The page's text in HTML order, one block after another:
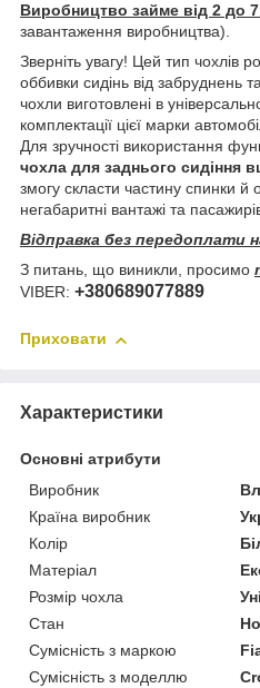
Виробництво займе від 2 до 7
завантаження виробництва).
Зверніть увагу! Цей тип чохлів
оббивки сидінь від забруднень
чохли виготовлені в
комплектації цієї марки
Для зручності використання
чохла для заднього сидіння
змогу скласти частину спинки й
негабаритні вантажі та
Відправка без передоплати
З питань, що виникли, просимо
VIBER: +380689077889
Приховати
Характеристики
Основні атрибути
Виробник
Країна виробник
Колір
Матеріал
Розмір чохла
Стан
Сумісність з маркою
Сумісність з моделлю